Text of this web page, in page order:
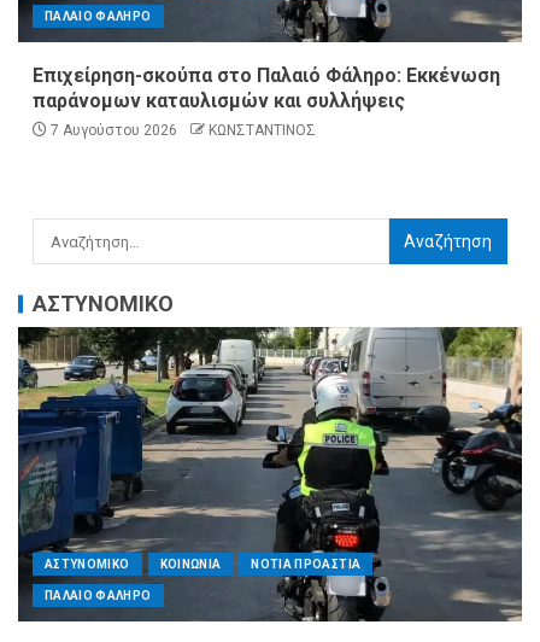
ΠΑΛΑΙΟ ΦΑΛΗΡΟ
Επιχείρηση-σκούπα στο Παλαιό Φάληρο: Εκκένωση
παράνομων καταυλισμών και συλλήψεις
7 Αυγούστου 2026 ΚΩΝΣΤΑΝΤΙΝΟΣ
ΑΣΤΥΝΟΜΙΚΟ
ΑΣΤΥΝΟΜΙΚΟ ΚΟΙΝΩΝΙΑ ΝΟΤΙΑ ΠΡΟΑΣΤΙΑ
ΠΑΛΑΙΟ ΦΑΛΗΡΟ